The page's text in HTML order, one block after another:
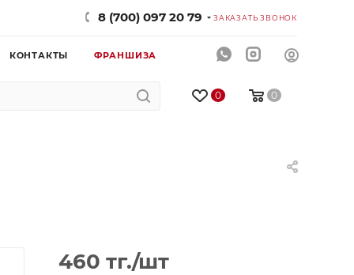
8 (700) 097 20 79 ЗАКАЗАТЬ ЗВОНОК
КОНТАКТЫ ФРАНШИЗА
0 0
460 тг./шт